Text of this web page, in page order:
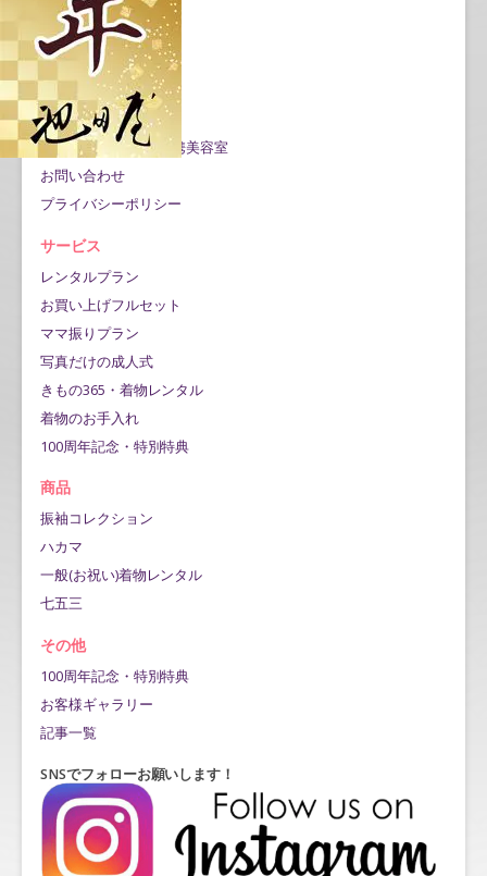
会社情報
会社概要
アクセス情報
記事一覧
Google口コミ公開
成人式当日の対応/提携美容室
お問い合わせ
プライバシーポリシー
サービス
レンタルプラン
お買い上げフルセット
ママ振りプラン
写真だけの成人式
きもの365・着物レンタル
着物のお手入れ
100周年記念・特別特典
商品
振袖コレクション
ハカマ
一般(お祝い)着物レンタル
七五三
その他
100周年記念・特別特典
お客様ギャラリー
記事一覧
SNSでフォローお願いします！